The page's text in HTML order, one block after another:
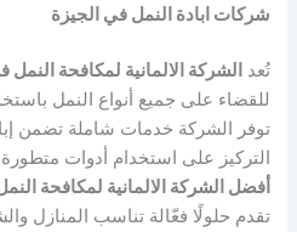
شركات ابادة النمل في الجيزة
تُعد الشركة الالمانية لمكافحة النمل
للقضاء على جميع أنواع النمل
توفر الشركة خدمات شاملة تضمن
التركيز على استخدام أدوات متطورة
أفضل الشركة الالمانية لمكافحة
تقدم حلولًا فعّالة تناسب المنازل